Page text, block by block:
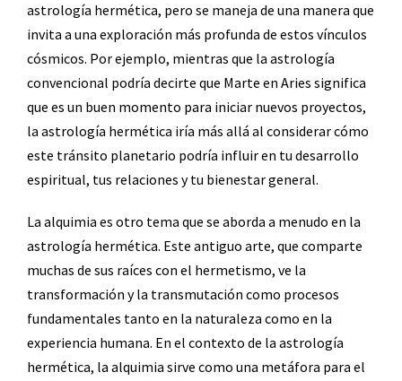
astrología hermética, pero se maneja de una manera que
invita a una exploración más profunda de estos vínculos
cósmicos. Por ejemplo, mientras que la astrología
convencional podría decirte que Marte en Aries significa
que es un buen momento para iniciar nuevos proyectos,
la astrología hermética iría más allá al considerar cómo
este tránsito planetario podría influir en tu desarrollo
espiritual, tus relaciones y tu bienestar general.
La alquimia es otro tema que se aborda a menudo en la
astrología hermética. Este antiguo arte, que comparte
muchas de sus raíces con el hermetismo, ve la
transformación y la transmutación como procesos
fundamentales tanto en la naturaleza como en la
experiencia humana. En el contexto de la astrología
hermética, la alquimia sirve como una metáfora para el